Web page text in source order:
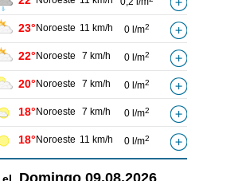
23° Noroeste 11 km/h 0 l/m2
22° Noroeste 7 km/h 0 l/m2
20° Noroeste 7 km/h 0 l/m2
18° Noroeste 7 km/h 0 l/m2
18° Noroeste 11 km/h 0 l/m2